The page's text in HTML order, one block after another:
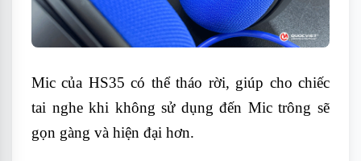
Mic của HS35 có thể tháo rời, giúp cho chiếc
tai nghe khi không sử dụng đến Mic trông sẽ
gọn gàng và hiện đại hơn.